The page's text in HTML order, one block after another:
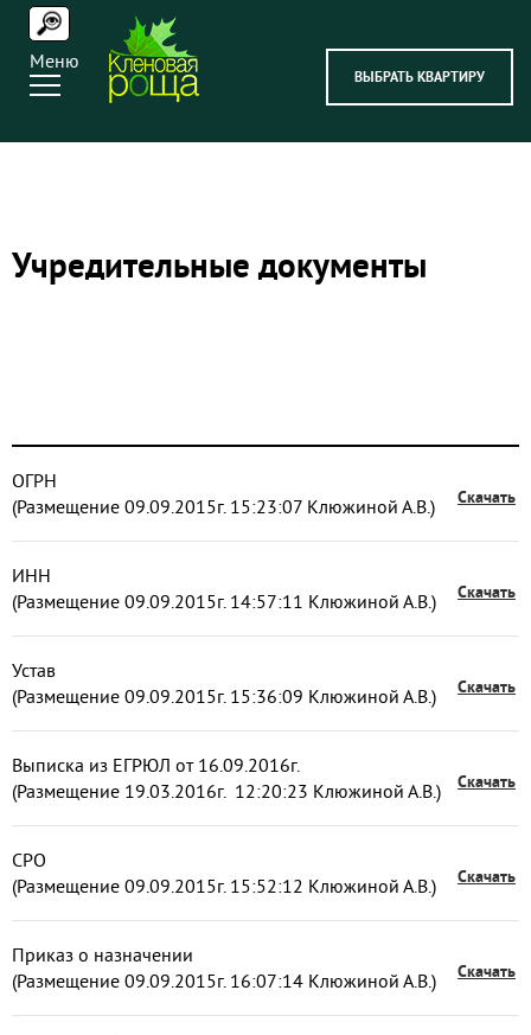
Меню
ВЫБРАТЬ КВАРТИРУ
Учредительные документы
ОГРН
(Размещение 09.09.2015г. 15:23:07 Клюжиной А.В.)
Скачать
ИНН
(Размещение 09.09.2015г. 14:57:11 Клюжиной А.В.)
Скачать
Устав
(Размещение 09.09.2015г. 15:36:09 Клюжиной А.В.)
Скачать
Выписка из ЕГРЮЛ от 16.09.2016г.
(Размещение 19.03.2016г. 12:20:23 Клюжиной А.В.)
Скачать
СРО
(Размещение 09.09.2015г. 15:52:12 Клюжиной А.В.)
Скачать
Приказ о назначении
(Размещение 09.09.2015г. 16:07:14 Клюжиной А.В.)
Скачать